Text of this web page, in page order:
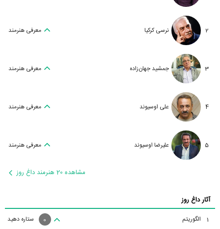
2 نرسی کرکیا معرفی هنرمند
3 جمشید جهان‌زاده معرفی هنرمند
4 علی اوسیوند معرفی هنرمند
5 علیرضا اوسیوند معرفی هنرمند
مشاهده 20 هنرمند داغ روز
آثار داغ روز
1 الگوریتم ستاره دهید 0